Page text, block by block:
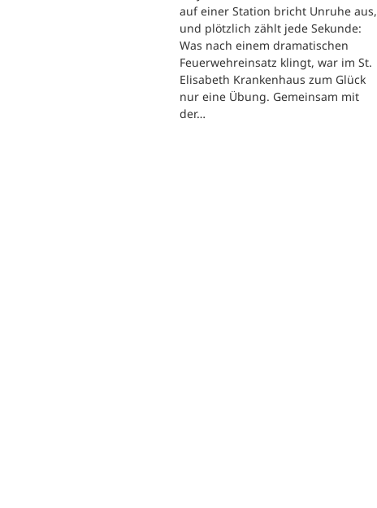
auf einer Station bricht Unruhe aus,
und plötzlich zählt jede Sekunde:
Was nach einem dramatischen
Feuerwehreinsatz klingt, war im St.
Elisabeth Krankenhaus zum Glück
nur eine Übung. Gemeinsam mit
der…